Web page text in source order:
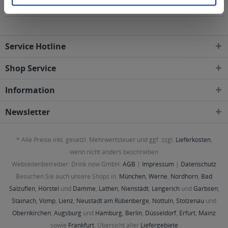
geliefert
Service Hotline
Shop Service
Information
Newsletter
* Alle Preise inkl. gesetzl. Mehrwertsteuer und ggf. zzgl. Lieferkosten,
wenn nicht anders beschrieben
Webseitenbetreiber: Drink now GmbH: AGB | Impressum | Datenschutz
Besuchen Sie auch unsere Shops in: München, Werne, Nordhorn, Bad
Salzuflen, Hörstel und Damme, Lathen, Nienstädt, Lengerichund Garbsen,
Stainach, Vomp, Lienz, Neustadt am Rübenberge, Nottuln, Stolzenau und
Obernkirchen, Augsburg und Hamburg, Berlin, Düsseldorf, Erfurt, Mainz
sowie Frankfurt. Übersicht aller Liefergebiete